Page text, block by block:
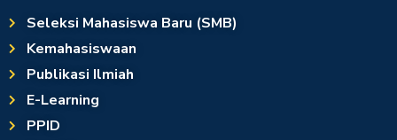
Seleksi Mahasiswa Baru (SMB)
Kemahasiswaan
Publikasi Ilmiah
E-Learning
PPID